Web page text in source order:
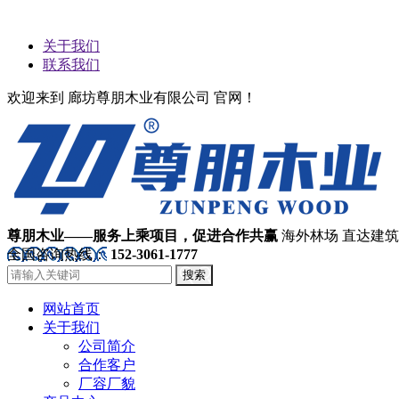
关于我们
联系我们
欢迎来到 廊坊尊朋木业有限公司 官网！
尊朋木业——服务上乘项目，促进合作共赢 海外林场 直达建
全国咨询热线： 152-3061-1777
搜索
网站首页
关于我们
公司简介
合作客户
厂容厂貌